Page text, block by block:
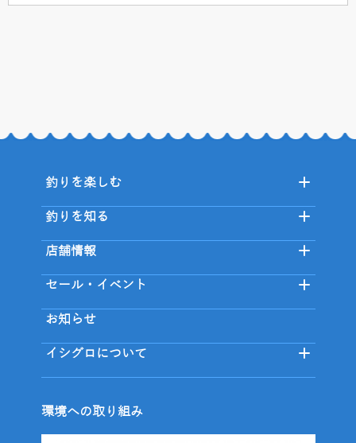
釣りを楽しむ
釣りを知る
店舗情報
セール・イベント
お知らせ
イシグロについて
環境への取り組み